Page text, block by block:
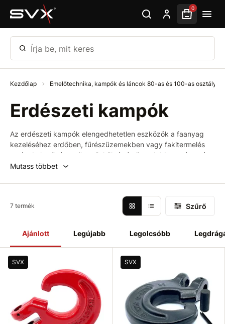
Ugrás az oldal fő részéhez 0
Írja be, mit keres
Kezdőlap Emelőtechnika, kampók és láncok 80-as és 100-as osztály
Erdészeti kampók
Az erdészeti kampók elengedhetetlen eszközök a faanyag
kezeléséhez erdőben, fűrészüzemekben vagy fakitermelés
során. Lehetővé teszik a rönkök és fatörzsek biztonságos és
hatékony megfogását, mozgatását. Kínálatunkban strapabíró,
kompatibilisek a TR-80 és TR-100 típusú emelőtechnikákkal
Mutass többet
Ajánlott Legújabb Legolcsóbb
7 termék Szűrő
SVX SVX